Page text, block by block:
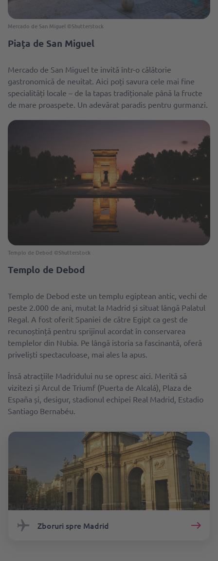
Mercado de San Miguel ©Shutterstock
Piața de San Miguel
Mercado de San Miguel te invită într-o călătorie
gastronomică de neuitat. Aici poți savura cele mai fine
specialități locale – de la tapas tradiționale până la fructe
de mare proaspete. Un adevărat paradis pentru gurmanzi.
Templo de Debod ©Shutterstock
Templo de Debod
Templo de Debod este un templu egiptean antic, vechi de
peste 2.000 de ani, mutat la Madrid și situat lângă Palatul
Regal. A fost oferit Spaniei de către Egipt ca gest de
recunoștință pentru sprijinul acordat în conservarea
templelor din Nubia. Pe lângă istoria sa fascinantă, oferă
priveliști spectaculoase, mai ales la apus.
Însă atracțiile Madridului nu se opresc aici. Merită să
vizitezi și Arcul de Triumf (Puerta de Alcalá), Plaza de
España și, desigur, stadionul echipei Real Madrid, Estadio
Santiago Bernabéu.
Zboruri spre Madrid